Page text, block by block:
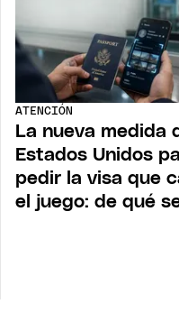
ATENCIÓN
La nueva medida
Estados Unidos
pedir la visa que
el juego: de qué